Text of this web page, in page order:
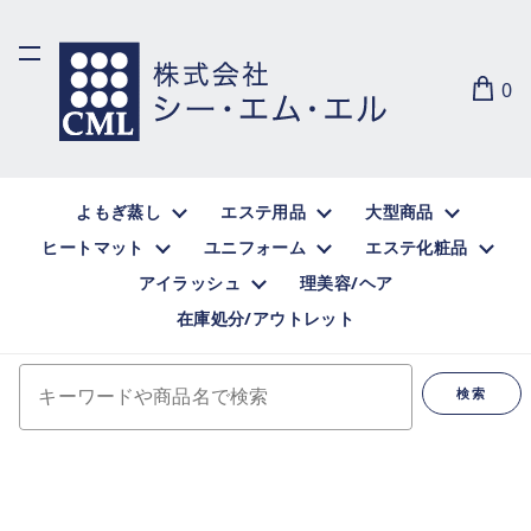
0
よもぎ蒸し エステ用品
大型商品
ヒートマット
ユニフォーム
エステ化粧品
アイラッシュ
理美容/ヘア
在庫処分/アウトレット
検索